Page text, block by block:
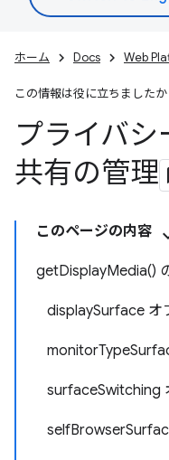
ホーム Docs Web
この情報は役に立ちましたか
プライバ
共有の管理
このページの内容
getDisplayMedia()
displaySurface オ
surfaceSwitching